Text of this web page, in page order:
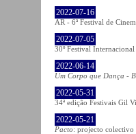
2022-07-16
AR - 6ª Festival de
2022-07-05
30º Festival
2022-06-14
Um Corpo que Dança -
2022-05-31
34ª edição Festivais Gil
2022-05-21
Pacto: projecto